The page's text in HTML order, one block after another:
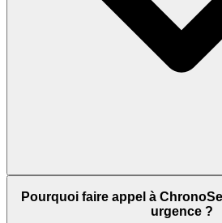
Pourquoi faire appel à
urgence ?